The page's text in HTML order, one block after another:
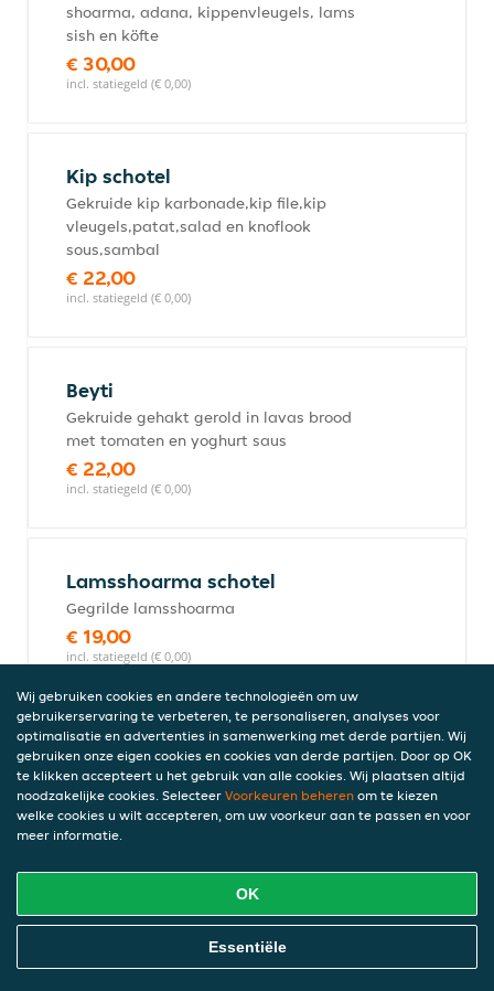
shoarma, adana, kippenvleugels, lams
sish en köfte
€ 30,00
incl. statiegeld (€ 0,00)
Kip schotel
Gekruide kip karbonade,kip file,kip
vleugels,patat,salad en knoflook
sous,sambal
€ 22,00
incl. statiegeld (€ 0,00)
Beyti
Gekruide gehakt gerold in lavas brood
met tomaten en yoghurt saus
€ 22,00
incl. statiegeld (€ 0,00)
Lamsshoarma schotel
Gegrilde lamsshoarma
€ 19,00
incl. statiegeld (€ 0,00)
Falafel schotel
Vegetarisch met kikkererwten met salade,
friet, pita brood, bakje knoflooksaus en
sambal
incl. statiegeld (€ 0,00)
Adana kebab
Online Eten Bestellen
Wij gebruiken cookies en andere technologieën om uw
gebruikerservaring te verbeteren, te personaliseren, analyses voor
optimalisatie en advertenties in samenwerking met derde partijen. Wij
gebruiken onze eigen cookies en cookies van derde partijen. Door op OK
te klikken accepteert u het gebruik van alle cookies. Wij plaatsen altijd
noodzakelijke cookies. Selecteer Voorkeuren beheren om te kiezen
welke cookies u wilt accepteren, om uw voorkeur aan te passen en voor
meer informatie.
OK
Essentiële